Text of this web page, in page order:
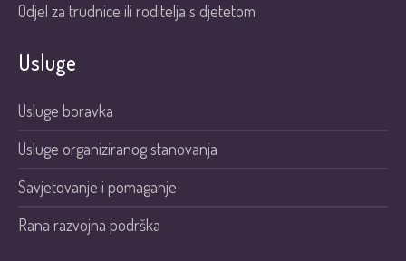
Odjel za trudnice ili roditelja s djetetom
Usluge
Usluge boravka
Usluge organiziranog stanovanja
Savjetovanje i pomaganje
Rana razvojna podrška